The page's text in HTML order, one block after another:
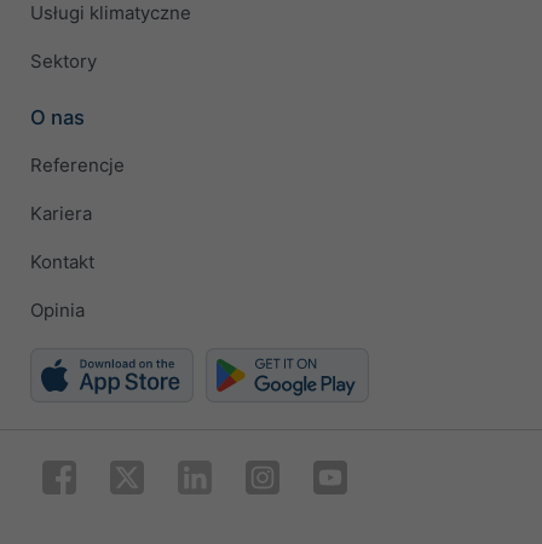
Usługi klimatyczne
Sektory
O nas
Referencje
Kariera
Kontakt
Opinia